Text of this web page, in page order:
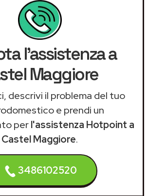
l'assistenza a
Maggiore
descrivi il problema del tuo
e prendi un
perl'assistenza Hotpoint a
Castel Maggiore.
3486102520